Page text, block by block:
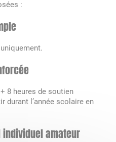
:
8 heures de soutien
durant l’année scolaire en
amateur